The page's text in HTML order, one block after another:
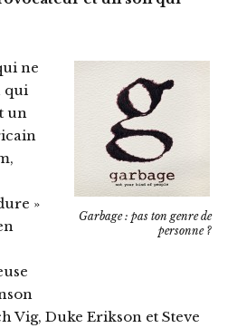
Garbage : pas ton genre de
personne ?
ne
qui
un
»
Vig, Duke Erikson et Steve